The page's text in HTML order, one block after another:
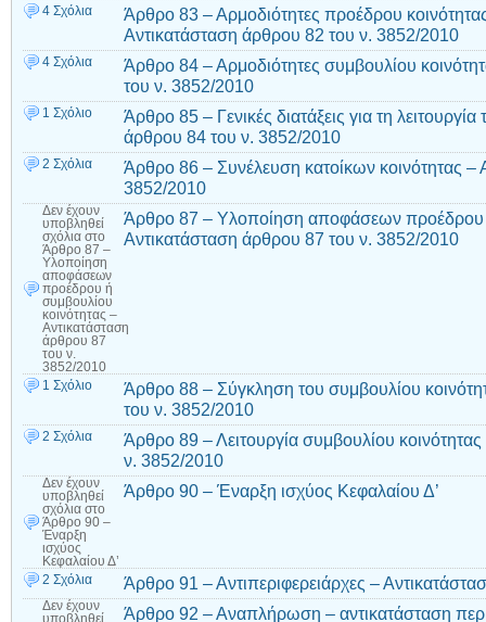
4 Σχόλια
Άρθρο 83 – Αρμοδιότητες προέδρου
Αντικατάσταση άρθρου 82 του ν. 3852/2010
4 Σχόλια
Άρθρο 84 – Αρμοδιότητες συμβουλίου
του ν. 3852/2010
1 Σχόλιο
Άρθρο 85 – Γενικές διατάξεις για τη
άρθρου 84 του ν. 3852/2010
2 Σχόλια
Άρθρο 86 – Συνέλευση κατοίκων κοινότητας –
3852/2010
Δεν έχουν
υποβληθεί
σχόλια στο
Άρθρο 87 –
Υλοποίηση
αποφάσεων
προέδρου ή
συμβουλίου
κοινότητας –
Αντικατάσταση
άρθρου 87
του ν.
3852/2010
Άρθρο 87 – Υλοποίηση αποφάσεων προέδρου
Αντικατάσταση άρθρου 87 του ν. 3852/2010
1 Σχόλιο
Άρθρο 88 – Σύγκληση του συμβουλίου
του ν. 3852/2010
2 Σχόλια
Άρθρο 89 – Λειτουργία συμβουλίου
ν. 3852/2010
Δεν έχουν
υποβληθεί
σχόλια στο
Άρθρο 90 –
Έναρξη
ισχύος
Κεφαλαίου Δ’
Άρθρο 90 – Έναρξη ισχύος Κεφαλαίου Δ’
2 Σχόλια Άρθρο 91 – Αντιπεριφερειάρχες –
Δεν έχουν
υποβληθεί
Άρθρο 92 – Αναπλήρωση – αντικατάσταση